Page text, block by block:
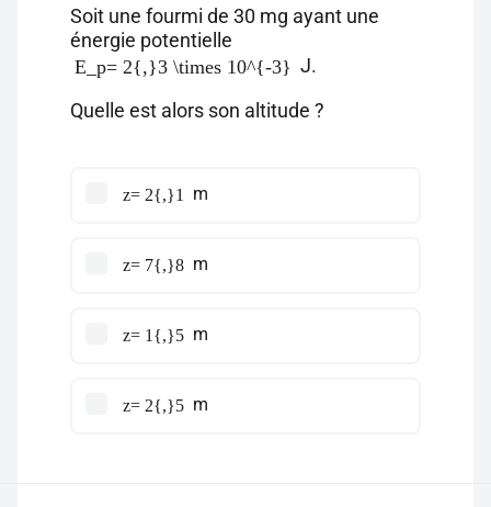
Soit une fourmi de 30 mg ayant une
énergie potentielle
E_p= 2{,}3 \times 10^{-3} J.
Quelle est alors son altitude ?
z= 2{,}1 m
z= 7{,}8 m
z= 1{,}5 m
z= 2{,}5 m